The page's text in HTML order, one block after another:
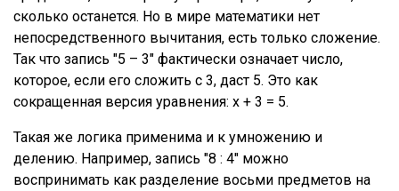
сколько останется. Но в мире математики нет
непосредственного вычитания, есть только сложение.
Так что запись "5 – 3" фактически означает число,
которое, если его сложить с 3, даст 5. Это как
сокращенная версия уравнения: x + 3 = 5.
Такая же логика применима и к умножению и
делению. Например, запись "8 : 4" можно
воспринимать как разделение восьми предметов на